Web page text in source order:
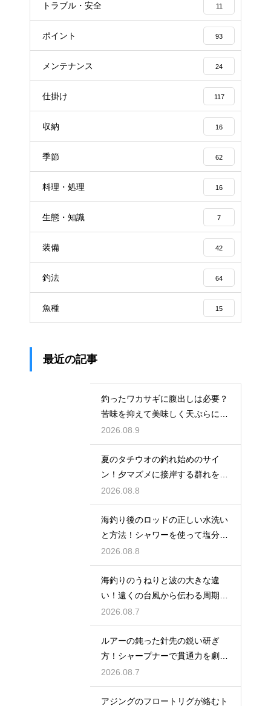
トラブル・安全 11
ポイント 93
メンテナンス 24
仕掛け 117
収納 16
季節 62
料理・処理 16
生態・知識 7
装備 42
釣法 64
魚種 15
最近の記事
釣ったワカサギに腹出しは必要？
苦味を抑えて美味しく天ぷらにす
る下処理
2026.08.9
夏のタチウオの釣れ始めのサイ
ン！夕マズメに接岸する群れをル
アーで狙う
2026.08.8
海釣り後のロッドの正しい水洗い
と方法！シャワーを使って塩分を
落出す
2026.08.8
海釣りのうねりと波の大きな違
い！遠くの台風から伝わる周期の
長い波の危険
2026.08.7
ルアーの鈍った針先の鋭い研ぎ
方！シャープナーで貫通力を劇的
に復活
2026.08.7
アジングのフロートリグが絡むト